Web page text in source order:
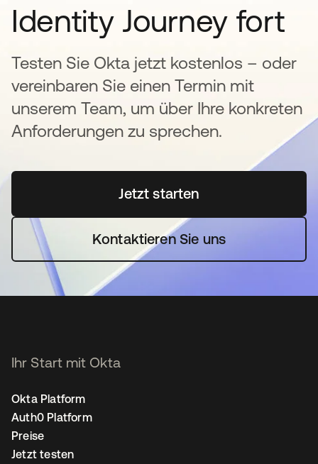
Identity Journey fort
Testen Sie Okta jetzt kostenlos – oder
vereinbaren Sie einen Termin mit
unserem Team, um über Ihre konkreten
Anforderungen zu sprechen.
Jetzt startenwird in einer neuen
Kontaktieren Sie uns
Ihr Start mit Okta
Okta Platform
Auth0 Platform
Preise
Jetzt testen